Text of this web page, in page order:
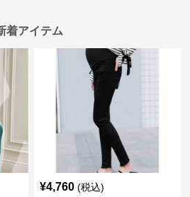
着アイテム
¥4,760 (税込)